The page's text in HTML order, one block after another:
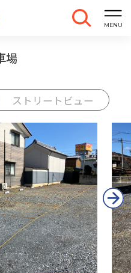
場
ストリートビュー
明
トラブル
報告
ージのボタン